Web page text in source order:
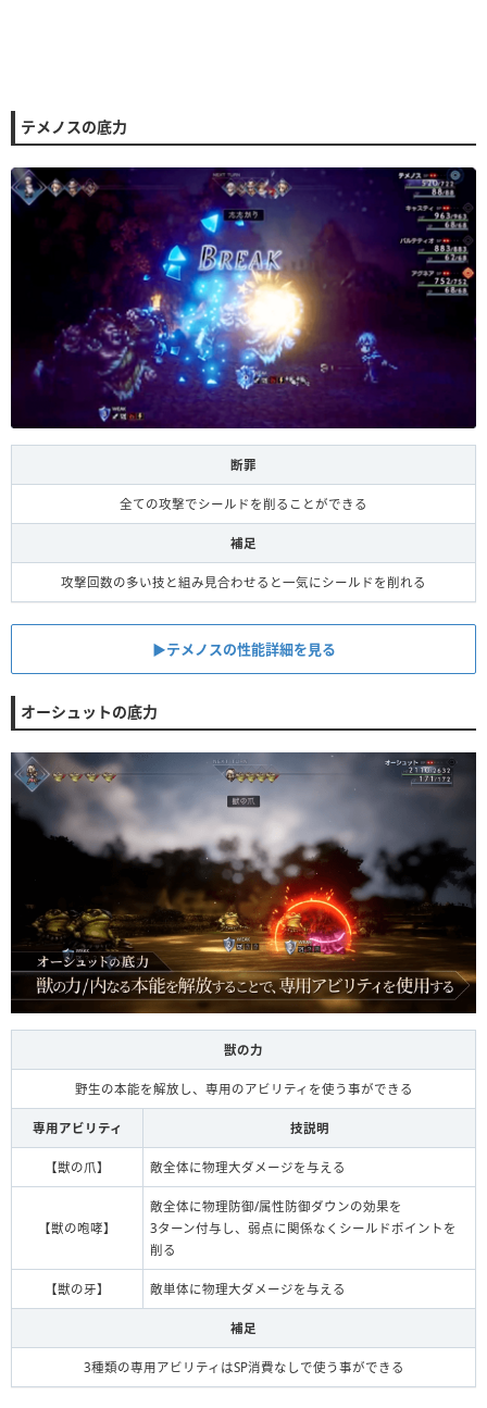
テメノスの底力
断罪
全ての攻撃でシールドを削ることができる
補足
攻撃回数の多い技と組み見合わせると一気にシールドを削れる
▶︎テメノスの性能詳細を見る
オーシュットの底力
獣の力
野生の本能を解放し、専用のアビリティを使う事ができる
専用アビリティ 技説明
【獣の爪】 敵全体に物理大ダメージを与える
【獣の咆哮】
敵全体に物理防御/属性防御ダウンの効果を
3ターン付与し、弱点に関係なくシールドポイントを
削る
【獣の牙】 敵単体に物理大ダメージを与える
補足
3種類の専用アビリティはSP消費なしで使う事ができる